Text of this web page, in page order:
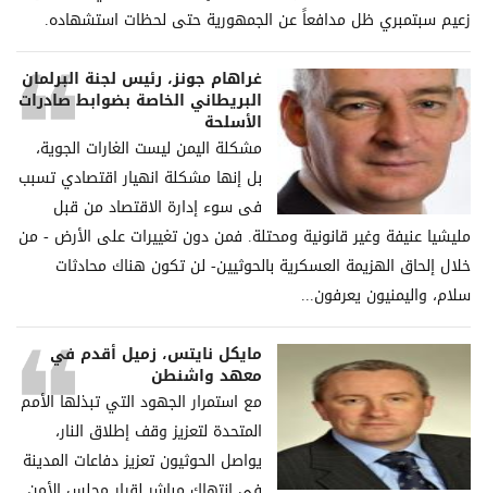
زعيم سبتمبري ظل مدافعاً عن الجمهورية حتى لحظات استشهاده.
غراھام جونز، رئیس لجنة البرلمان
البریطاني الخاصة بضوابط صادرات
الأسلحة
مشكلة الیمن لیست الغارات الجویة،
بل إنھا مشكلة انھیار اقتصادي تسبب
فی سوء إدارة الاقتصاد من قبل
ملیشیا عنیفة وغیر قانونیة ومحتلة. فمن دون تغییرات على الأرض - من
خلال إلحاق الھزیمة العسكریة بالحوثیین- لن تكون ھناك محادثات
سلام، والیمنیون یعرفون...
مايكل نايتس، زميل أقدم في
معهد واشنطن
مع استمرار الجهود التي تبذلها الأمم
المتحدة لتعزيز وقف إطلاق النار،
يواصل الحوثيون تعزيز دفاعات المدينة